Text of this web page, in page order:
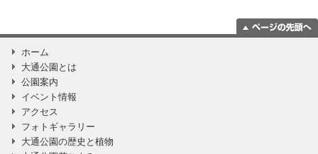
ホーム
大通公園とは
公園案内
イベント情報
アクセス
フォトギャラリー
大通公園の歴史と植物